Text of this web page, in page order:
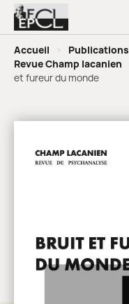
Accueil > Publications
Revue Champ lacanien
et fureur du monde